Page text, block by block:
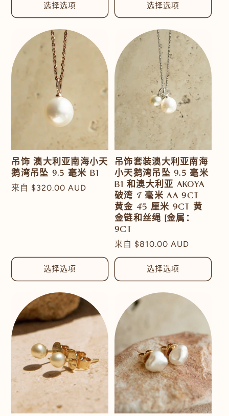
格
选择选项
格
选择选项
吊饰 澳大利亚南海小天
鹅湾吊坠 9.5 毫米 B1
常
来自 $320.00 AUD
选择选项
吊饰套装澳大利亚南海
小天鹅湾吊坠 9.5 毫米
B1 和澳大利亚 AKOYA
破湾 7 毫米 AA 9CT
黄金 45 厘米 9CT 黄
金链和丝绳 [金属：
9CT
常
规
格
来自 $810.00 AUD
选择选项